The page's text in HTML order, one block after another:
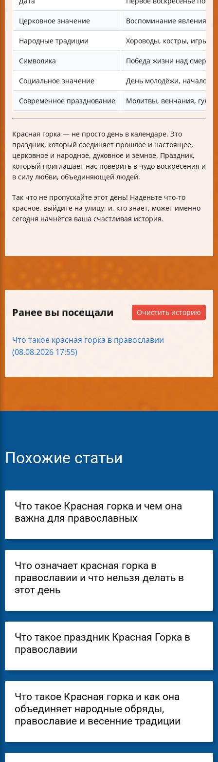
Церковное значение Воспоминание явления
Народные традиции Хороводы, костры, игры,
Символика Победа жизни над
Социальное значение День молодёжи, начало
Современное празднование Молитвы, венчания,
Красная горка — не просто день в календаре. Это
праздник, который соединяет прошлое и настоящее,
церковное и народное, духовное и земное. Праздник,
который приглашает нас поверить в чудо воскресения и
в силу любви, объединяющей людей.
Так что не пропускайте этот день! Наденьте что-то
красное, выйдите на улицу, и, кто знает, может именно
сегодня начнётся ваша счастливая история.
Ранее вы посещали Очистить историю
Что такое красная горка в православии
(08.08.2026 17:55)
Похожие статьи
Что такое Красная горка и чем она
важна для православных
Что означает красная горка в
православии и что нельзя делать в
этот день
Что такое праздник Красная Горка в
православии
Что такое Красная горка и как она
объединяет народные обряды,
православие и весенние традиции